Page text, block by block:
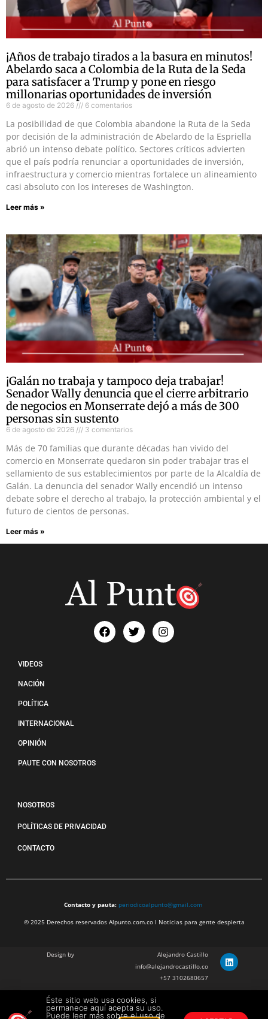
¡Años de trabajo tirados a la basura en minutos!
Abelardo saca a Colombia de la Ruta de la Seda
para satisfacer a Trump y pone en riesgo
millonarias oportunidades de inversión
6 de agosto de 2026 6 comentarios
La posibilidad de que Colombia abandone la Ruta de la Seda
por decisión de la administración de Abelardo de la Espriella
abrió un intenso debate político. Sectores críticos advierten
que el país podría renunciar a oportunidades de inversión,
infraestructura y comercio mientras fortalece un alineamiento
casi absoluto con los intereses de Washington.
Leer más »
¡Galán no trabaja y tampoco deja trabajar!
Senador Wally denuncia que el cierre arbitrario
de negocios en Monserrate dejó a más de 300
personas sin sustento
6 de agosto de 2026 3 comentarios
Más de 70 familias que durante décadas han vivido del
comercio en Monserrate quedaron sin poder trabajar tras el
sellamiento de sus establecimientos por parte de la Alcaldía de
Galán. La denuncia del senador Wally encendió un intenso
debate sobre el derecho al trabajo, la protección ambiental y el
futuro de cientos de personas.
Leer más »
VIDEOS
NACIÓN
POLÍTICA
INTERNACIONAL
OPINIÓN
PAUTE CON NOSOTROS
NOSOTROS
POLÍTICAS DE PRIVACIDAD
CONTACTO
Contacto y pauta: periodicoalpunto@gmail.com
© 2025 Derechos reservados Alpunto.com.co l Noticias para gente despierta
Design by
Alejandro Castillo
info@alejandrocastillo.co
+57 3102680657
Julian Barragan Verano
julbarg@gmail.com
Éste sitio web usa cookies, si
permanece aquí acepta su uso.
Puede leer más sobre el uso de